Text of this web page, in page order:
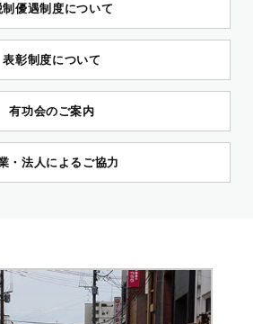
制優遇制度について
表彰制度について
有功会のご案内
・法人によるご協力